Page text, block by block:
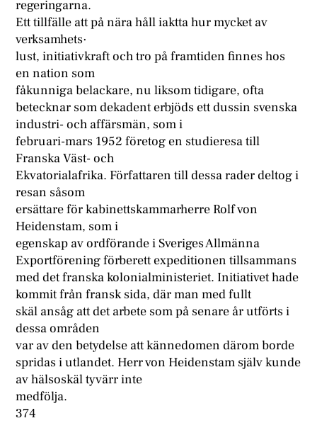
regeringarna.
Ett tillfälle att på nära håll iaktta hur mycket av
verksamhets·
lust, initiativkraft och tro på framtiden finnes hos
en nation som
fåkunniga belackare, nu liksom tidigare, ofta
betecknar som dekadent erbjöds ett dussin svenska
industri- och affärsmän, som i
februari-mars 1952 företog en studieresa till
Franska Väst- och
Ekvatorialafrika. Författaren till dessa rader deltog i
resan såsom
ersättare för kabinettskammarherre Rolf von
Heidenstam, som i
egenskap av ordförande i Sveriges Allmänna
Exportförening förberett expeditionen tillsammans
med det franska kolonialministeriet. Initiativet hade
kommit från fransk sida, där man med fullt
skäl ansåg att det arbete som på senare år utförts i
dessa områden
var av den betydelse att kännedomen därom borde
spridas i utlandet. Herr von Heidenstam själv kunde
av hälsoskäl tyvärr inte
medfölja.
374